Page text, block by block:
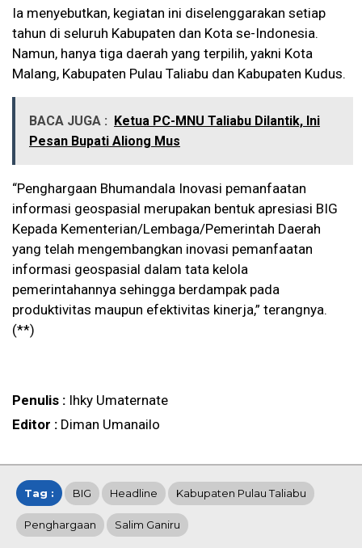
Ia menyebutkan, kegiatan ini diselenggarakan setiap
tahun di seluruh Kabupaten dan Kota se-Indonesia.
Namun, hanya tiga daerah yang terpilih, yakni Kota
Malang, Kabupaten Pulau Taliabu dan Kabupaten Kudus.
BACA JUGA : Ketua PC-MNU Taliabu Dilantik, Ini
Pesan Bupati Aliong Mus
“Penghargaan Bhumandala Inovasi pemanfaatan
informasi geospasial merupakan bentuk apresiasi BIG
Kepada Kementerian/Lembaga/Pemerintah Daerah
yang telah mengembangkan inovasi pemanfaatan
informasi geospasial dalam tata kelola
pemerintahannya sehingga berdampak pada
produktivitas maupun efektivitas kinerja,” terangnya.
(**)
Penulis : Ihky Umaternate
Editor : Diman Umanailo
Tag : BIG Headline Kabupaten Pulau Taliabu
Penghargaan Salim Ganiru